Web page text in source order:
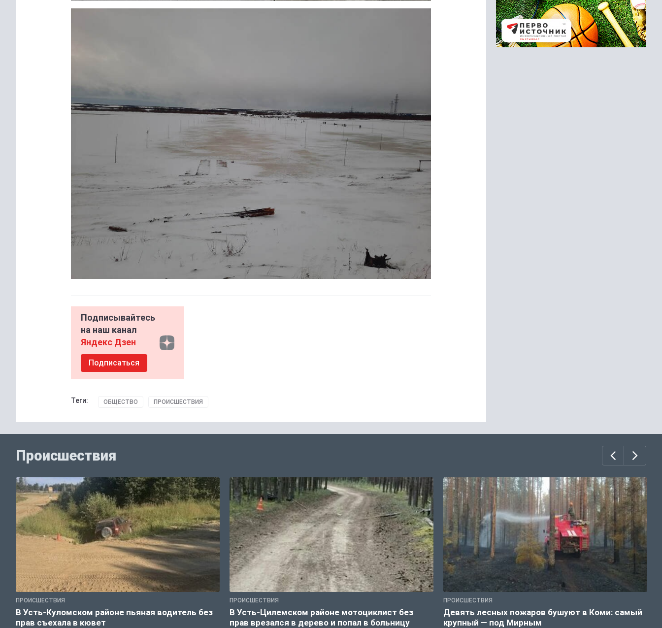
Подписывайтесь
на наш канал
Яндекс Дзен
Подписаться
Теги: ОБЩЕСТВО ПРОИСШЕСТВИЯ
Происшествия
ПРОИСШЕСТВИЯ
В Усть-Куломском районе пьяная водитель без
прав съехала в кювет
ПРОИСШЕСТВИЯ
В Усть-Цилемском районе мотоциклист без
прав врезался в дерево и попал в больницу
ПРОИСШЕСТВИЯ
Девять лесных пожаров бушуют в Коми: самый
крупный — под Мирным